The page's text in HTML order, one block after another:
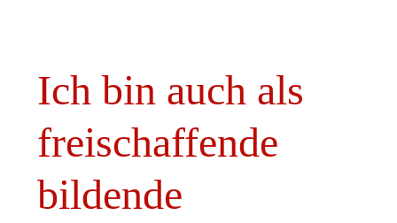
Ich bin auch als
freischaffende
bildende